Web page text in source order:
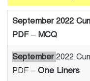
September 2022
PDF– MCQ
September2022
PDF –One Liners